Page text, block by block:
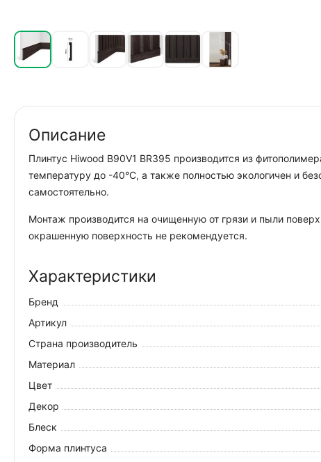
Описание
Плинтус Hiwood B90V1 BR395 производится из
температуру до -40°С, а также полностью экологичен и
самостоятельно.
Монтаж производится на очищенную от грязи и пыли
окрашенную поверхность не рекомендуется.
Характеристики
Бренд
Артикул
Страна производитель
Материал
Цвет
Декор
Блеск
Форма плинтуса